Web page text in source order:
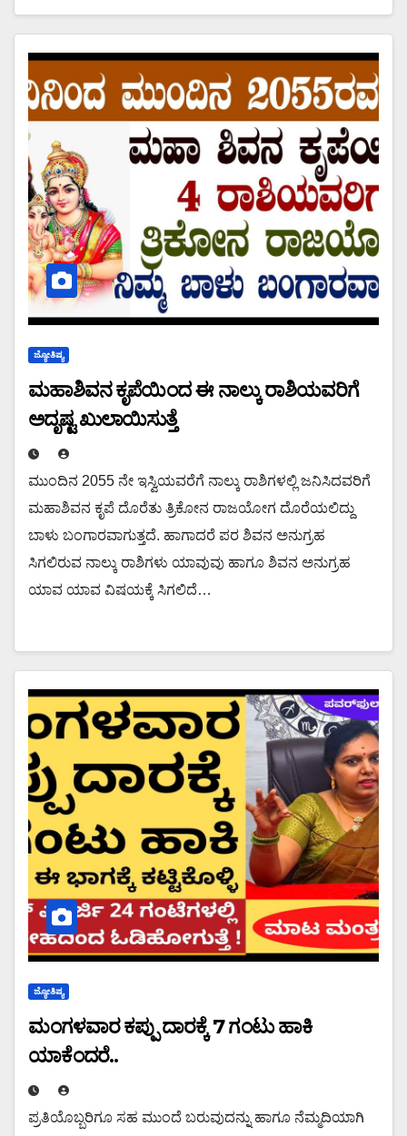
ಜ್ಯೋತಿಷ್ಯ
ಮಹಾಶಿವನ ಕೃಪೆಯಿಂದ ಈ ನಾಲ್ಕು ರಾಶಿಯವರಿಗೆ
ಅದೃಷ್ಟ ಖುಲಾಯಿಸುತ್ತೆ
ಮುಂದಿನ 2055 ನೇ ಇಸ್ವಿಯವರೆಗೆ ನಾಲ್ಕು ರಾಶಿಗಳಲ್ಲಿ ಜನಿಸಿದವರಿಗೆ
ಮಹಾಶಿವನ ಕೃಪೆ ದೊರೆತು ತ್ರಿಕೋನ ರಾಜಯೋಗ ದೊರೆಯಲಿದ್ದು
ಬಾಳು ಬಂಗಾರವಾಗುತ್ತದೆ. ಹಾಗಾದರೆ ಪರ ಶಿವನ ಅನುಗ್ರಹ
ಸಿಗಲಿರುವ ನಾಲ್ಕು ರಾಶಿಗಳು ಯಾವುವು ಹಾಗೂ ಶಿವನ ಅನುಗ್ರಹ
ಯಾವ ಯಾವ ವಿಷಯಕ್ಕೆ ಸಿಗಲಿದೆ…
ಜ್ಯೋತಿಷ್ಯ
ಮಂಗಳವಾರ ಕಪ್ಪು ದಾರಕ್ಕೆ 7 ಗಂಟು ಹಾಕಿ
ಯಾಕೆಂದರೆ..
ಪ್ರತಿಯೊಬ್ಬರಿಗೂ ಸಹ ಮುಂದೆ ಬರುವುದನ್ನು ಹಾಗೂ ನೆಮ್ಮದಿಯಾಗಿ